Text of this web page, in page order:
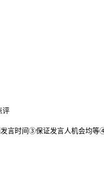
评
言时间③保证发言人机会均